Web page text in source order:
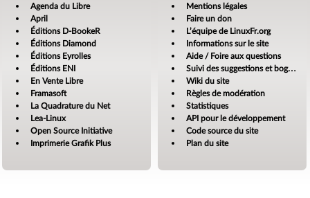
Agenda du Libre
April
Éditions D-BookeR
Éditions Diamond
Éditions Eyrolles
Éditions ENI
En Vente Libre
Framasoft
La Quadrature du Net
Lea-Linux
Open Source Initiative
Imprimerie Grafik Plus
Mentions légales
Faire un don
L’équipe de LinuxFr.org
Informations sur le site
Aide / Foire aux questions
Suivi des suggestions et bogues
Wiki du site
Règles de modération
Statistiques
API pour le développement
Code source du site
Plan du site